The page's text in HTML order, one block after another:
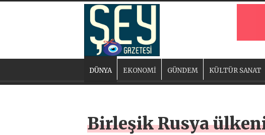
DÜNYA EKONOMİ GÜNDEM KÜLTÜR SANAT
Birleşik Rusya